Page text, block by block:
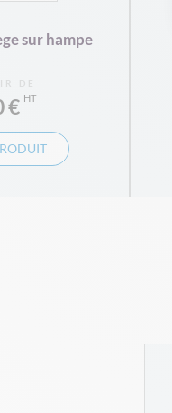
sur hampe
DE
€